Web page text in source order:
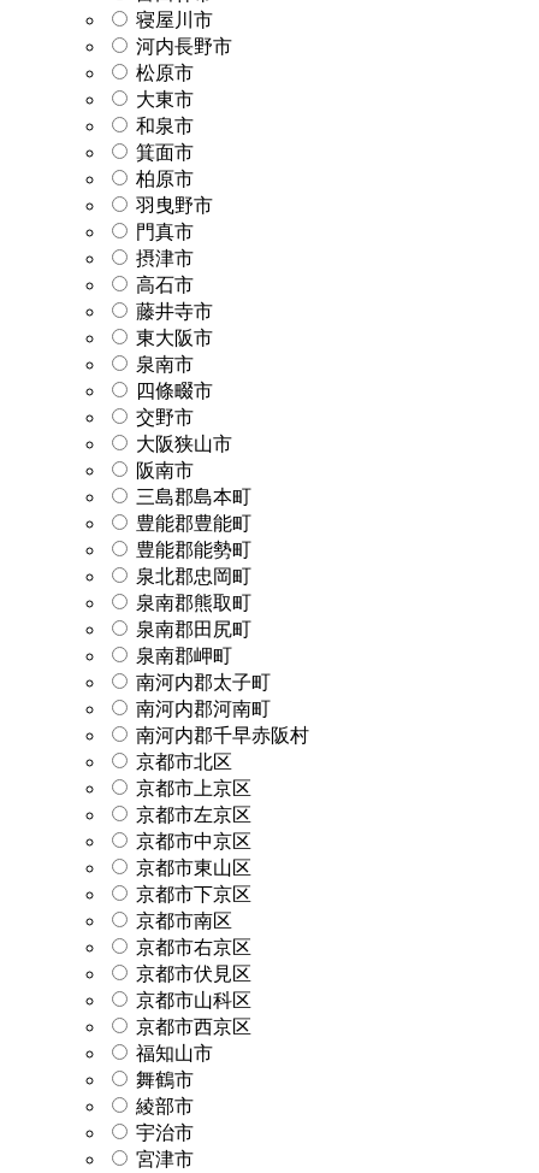
寝屋川市
河内長野市
松原市
大東市
和泉市
箕面市
柏原市
羽曳野市
門真市
摂津市
高石市
藤井寺市
東大阪市
泉南市
四條畷市
交野市
大阪狭山市
阪南市
三島郡島本町
豊能郡豊能町
豊能郡能勢町
泉北郡忠岡町
泉南郡熊取町
泉南郡田尻町
泉南郡岬町
南河内郡太子町
南河内郡河南町
南河内郡千早赤阪村
京都市北区
京都市上京区
京都市左京区
京都市中京区
京都市東山区
京都市下京区
京都市南区
京都市右京区
京都市伏見区
京都市山科区
京都市西京区
福知山市
舞鶴市
綾部市
宇治市
宮津市